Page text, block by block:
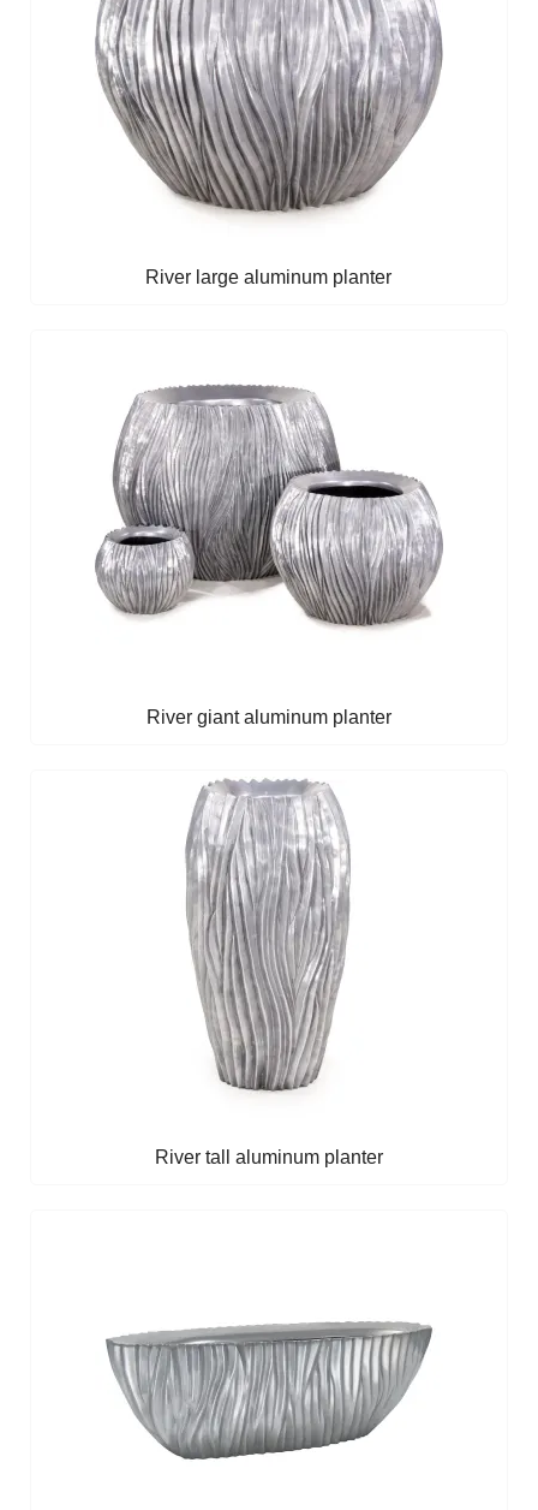
River large aluminum planter
River giant aluminum planter
River tall aluminum planter